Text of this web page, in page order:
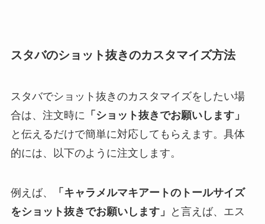
スタバのショット抜きのカスタマイズ方法
スタバでショット抜きのカスタマイズをしたい場
合は、注文時に 「ショット抜きでお願いします」
と伝えるだけで簡単に対応してもらえます。具体
的には、以下のように注文します。
例えば、
「キャラメルマキアートのトールサイズ
をショット抜きでお願いします」
と言えば、エス